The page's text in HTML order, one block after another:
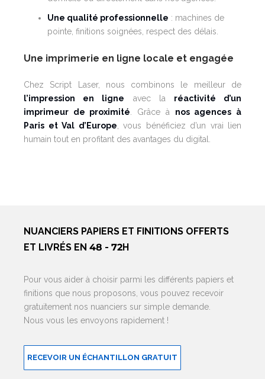
NUANCIERS PAPIERS ET FINITIONS OFFERTS
ET LIVRÉS EN 48 - 72H
Pour vous aider à choisir parmi les différents papiers et
finitions que nous proposons, vous pouvez recevoir
gratuitement nos nuanciers sur simple demande.
Nous vous les envoyons rapidement !
RECEVOIR UN ÉCHANTILLON GRATUIT